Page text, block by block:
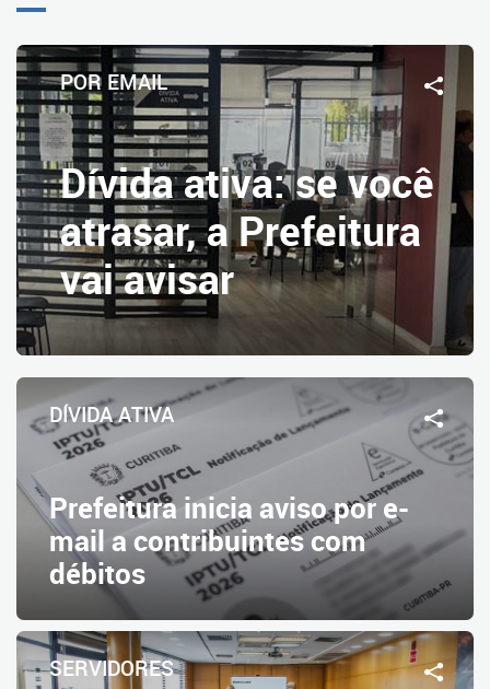
POR EMAIL
Dívida ativa: se você
atrasar, a Prefeitura
vai avisar
DÍVIDA ATIVA
Prefeitura inicia aviso por e-
mail a contribuintes com
débitos
SERVIDORES